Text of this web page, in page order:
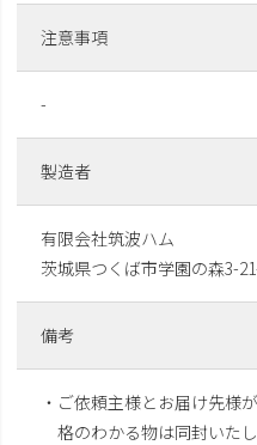
注意事項
-
製造者
有限会社筑波ハム
茨城県つくば市学園の森3-
備考
・ご依頼主様とお届け先様
格のわかる物は同封いた